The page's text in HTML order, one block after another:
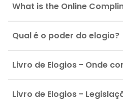
What is the Online
Qual é o poder do elogio?
Livro de Elogios - Onde
Livro de Elogios -